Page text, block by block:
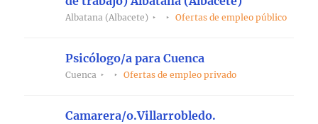
Albatana (Albacete) Ofertas de empleo público
Psicólogo/a para Cuenca
Cuenca Ofertas de empleo privado
Camarera/o.Villarrobledo.